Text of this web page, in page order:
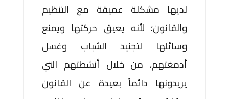
لديها مشكلة عميقة مع التنظيم
والقانون؛ لأنه يعيق حركتها ويمنع
وسائلها لتجنيد الشباب وغسل
أدمغتهم، من خلال أنشطتهم التي
يريدونها دائماً بعيدة عن القانون